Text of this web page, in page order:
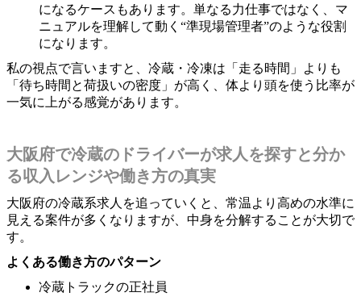
になるケースもあります。単なる力仕事ではなく、マ
ニュアルを理解して動く“準現場管理者”のような役割
になります。
私の視点で言いますと、冷蔵・冷凍は「走る時間」よりも
「待ち時間と荷扱いの密度」が高く、体より頭を使う比率が
一気に上がる感覚があります。
大阪府で冷蔵のドライバーが求人を探すと分か
る収入レンジや働き方の真実
大阪府の冷蔵系求人を追っていくと、常温より高めの水準に
見える案件が多くなりますが、中身を分解することが大切で
す。
よくある働き方のパターン
冷蔵トラックの正社員